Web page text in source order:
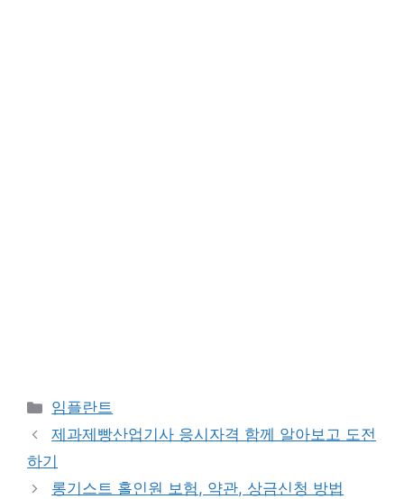
카
테
리
임플란트
제과제빵산업기사 응시자격 함께 알아보고 도전
하기
롱기스트 홀인원 보험, 약관, 상금신청 방법